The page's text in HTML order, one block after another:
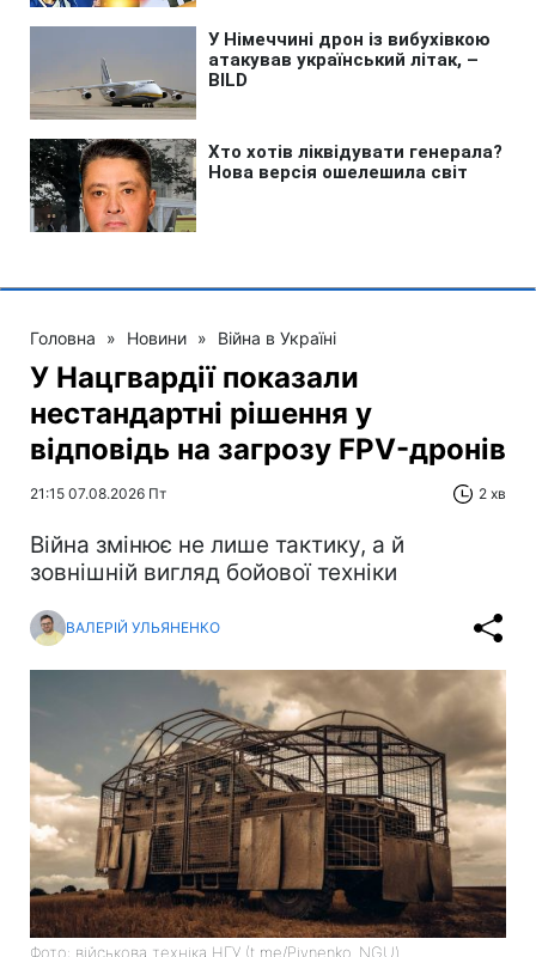
Головна » Новини » Війна в Україні
У Нацгвардії показали
нестандартні рішення у
відповідь на загрозу FPV-дронів
21:15 07.08.2026 Пт 2 хв
Війна змінює не лише тактику, а й
зовнішній вигляд бойової техніки
ВАЛЕРІЙ УЛЬЯНЕНКО
Фото: військова техніка НГУ (t.me/Pivnenko_NGU)